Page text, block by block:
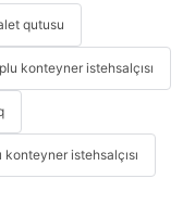
qutusu
konteyner istehsalçısı
konteyner istehsalçısı